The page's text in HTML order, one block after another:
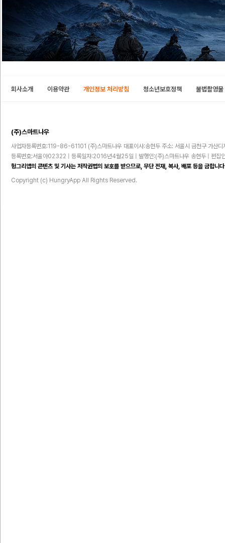
회사소개 이용약관 개인정보 처리방침 청소년보호정책 불법촬영
(주)스마트나우
사업자등록번호:119-86-61101 (주)스마트나우 대표이사:송현두 주소: 서울시 금천구
등록번호:서울아02322 | 등록일자:2016년4월25일 | 발행인:(주)스마트나우 송현두 | 편집
헝그리앱의 콘텐츠 및 기사는 저작권법의 보호를 받으므로, 무단 전재, 복사, 배포 등을 금합니
Copyright (c) HungryApp All Rights Reserved.